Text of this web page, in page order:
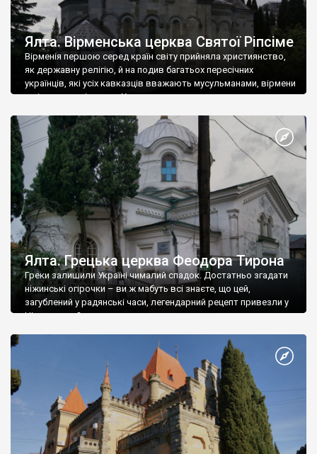
Ялта. Вірменська церква Святої Ріпсіме
Вірменія першою серед країн світу прийняла християнство,
як державну релігію, й на подив багатьох пересічних
українців, які усіх кавказців вважають мусульманами, вірмени
є відданими вірянами Христа
Ялта. Грецька церква Феодора Тирона
Греки залишили Україні чималий спадок. Достатньо згадати
ніжинські огірочки – ви ж мабуть всі знаєте, що цей,
загублений у радянські часи, легендарний рецепт привезли у
Ніжин греки?